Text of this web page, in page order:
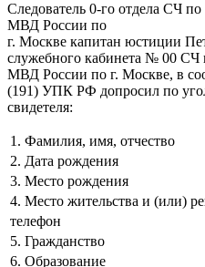
Следователь 0-го отдела
МВД России по
г. Москве капитан юстиции
служебного кабинета № 00
МВД России по г. Москве, в
(191) УПК РФ допросил по
свидетеля:
1. Фамилия, имя, отчество
2. Дата рождения
3. Место рождения
4. Место жительства и (или)
телефон
5. Гражданство
6. Образование